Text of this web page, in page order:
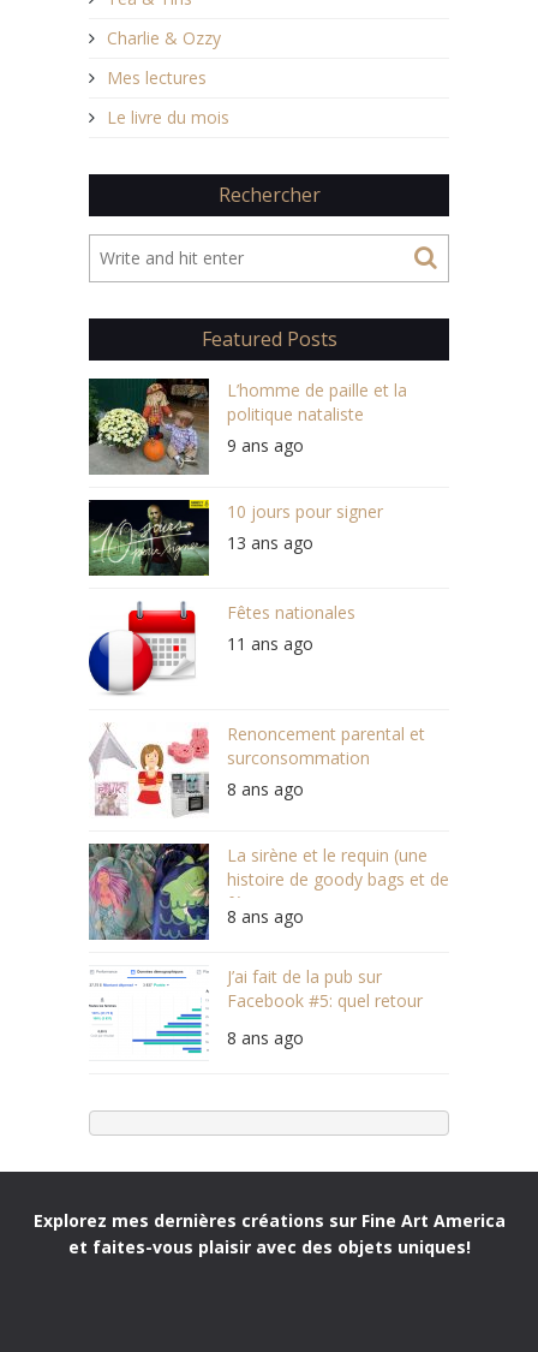
Charlie & Ozzy
Mes lectures
Le livre du mois
Rechercher
Featured Posts
L’homme de paille et la
politique nataliste
9 ans ago
10 jours pour signer
13 ans ago
Fêtes nationales
11 ans ago
Renoncement parental et
surconsommation
8 ans ago
La sirène et le requin (une
histoire de goody bags et de
féminisme)
8 ans ago
J’ai fait de la pub sur
Facebook #5: quel retour
8 ans ago
Explorez mes dernières créations sur Fine Art America
et faites-vous plaisir avec des objets uniques!